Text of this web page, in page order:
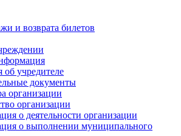
и возврата билетов
об учредителе
документы
организации
организации
о деятельности организации
о выполнении муниципального